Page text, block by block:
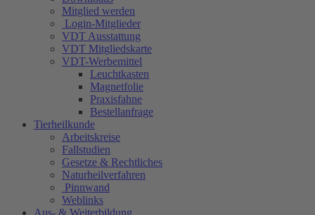
Mitglied werden
Login-Mitglieder
VDT Ausstattung
VDT Mitgliedskarte
VDT-Werbemittel
Leuchtkasten
Magnetfolie
Praxisfahne
Bestellanfrage
Tierheilkunde
Arbeitskreise
Fallstudien
Gesetze & Rechtliches
Naturheilverfahren
Pinnwand
Weblinks
Aus- & Weiterbildung